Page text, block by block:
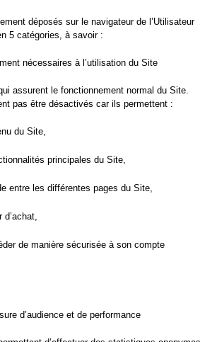
déposés sur le navigateur de l’Utilisateur
5 catégories, à savoir :
nécessaires à l’utilisation du Site
assurent le fonctionnement normal du Site.
pas être désactivés car ils permettent :
du Site,
principales du Site,
entre les différentes pages du Site,
d’achat,
de manière sécurisée à son compte
d’audience et de performance